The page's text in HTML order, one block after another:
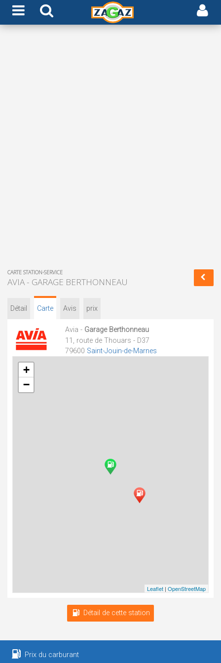
CARTE STATION-SERVICE
AVIA - GARAGE BERTHONNEAU
Détail Carte Avis prix
Avia - Garage Berthonneau
11, route de Thouars - D37
79600 Saint-Jouin-de-Marnes
+
−
Leaflet | OpenStreetMap
Détail de cette station
Prix du carburant